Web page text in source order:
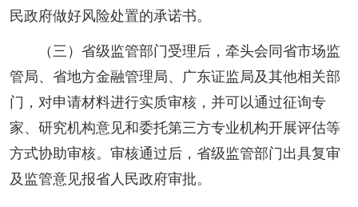
民政府做好风险处置的承诺书。
（三）省级监管部门受理后，牵头会同省市场监
管局、省地方金融管理局、广东证监局及其他相关部
门，对申请材料进行实质审核，并可以通过征询专
家、研究机构意见和委托第三方专业机构开展评估等
方式协助审核。审核通过后，省级监管部门出具复审
及监管意见报省人民政府审批。